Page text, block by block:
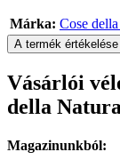
Márka: Cose
A termék értékelése
Vásárlói
della
Magazinunkból: